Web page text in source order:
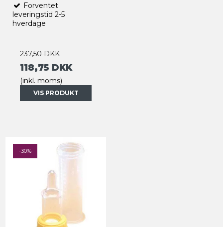
Forventet
leveringstid 2-5
hverdage
237,50 DKK
118,75 DKK
(inkl. moms)
VIS PRODUKT
-30%